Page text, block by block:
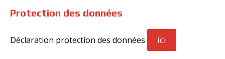
Protection des données
Déclaration protection des données ici